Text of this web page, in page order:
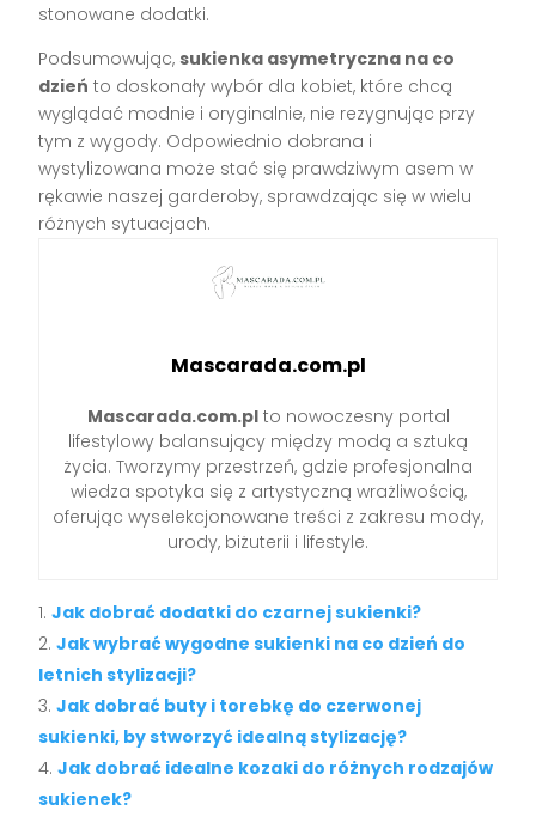
stonowane dodatki.
Podsumowując, sukienka asymetryczna na co
dzień to doskonały wybór dla kobiet, które chcą
wyglądać modnie i oryginalnie, nie rezygnując przy
tym z wygody. Odpowiednio dobrana i
wystylizowana może stać się prawdziwym asem w
rękawie naszej garderoby, sprawdzając się w wielu
różnych sytuacjach.
Mascarada.com.pl
Mascarada.com.plto nowoczesny portal
lifestylowy balansujący między modą a sztuką
życia. Tworzymy przestrzeń, gdzie profesjonalna
wiedza spotyka się z artystyczną wrażliwością,
oferując wyselekcjonowane treści z zakresu mody,
urody, biżuterii i lifestyle.
Jak dobrać dodatki do czarnej sukienki?
Jak wybrać wygodne sukienki na co dzień do
letnich stylizacji?
Jak dobrać buty i torebkę do czerwonej
sukienki, by stworzyć idealną stylizację?
Jak dobrać idealne kozaki do różnych rodzajów
sukienek?